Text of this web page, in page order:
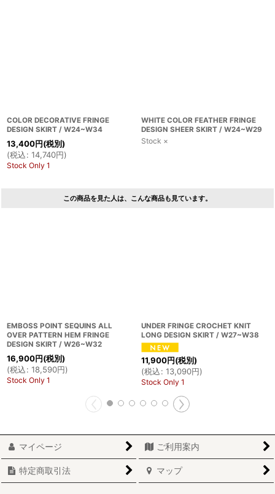
COLOR DECORATIVE FRINGE
DESIGN SKIRT / W24~W34
13,400円(税別)
(税込: 14,740円)
Stock Only 1
WHITE COLOR FEATHER FRINGE
DESIGN SHEER SKIRT / W24~W29
Stock ×
この商品を見た人は、こんな商品も見ています。
EMBOSS POINT SEQUINS ALL
OVER PATTERN HEM FRINGE
DESIGN SKIRT / W26~W32
16,900円(税別)
(税込: 18,590円)
Stock Only 1
UNDER FRINGE CROCHET KNIT
LONG DESIGN SKIRT / W27~W38
11,900円(税別)
(税込: 13,090円)
Stock Only 1
マイページ ご利用案内
特定商取引法 マップ